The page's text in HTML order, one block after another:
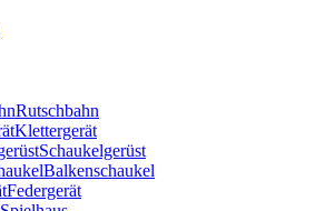
Rutschbahn
Klettergerät
Schaukelgerüst
Balkenschaukel
Federgerät